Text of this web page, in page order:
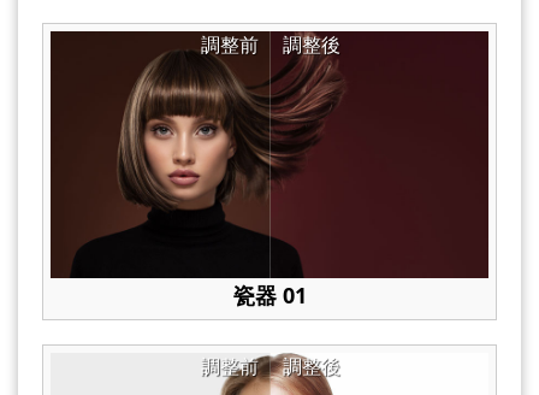
調整後
調整前
瓷器 01
調整後
調整前